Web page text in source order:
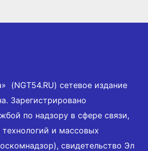
(NGT54.RU) сетевое издание
Зарегистрировано
по надзору в сфере связи,
и массовых
свидетельство Эл